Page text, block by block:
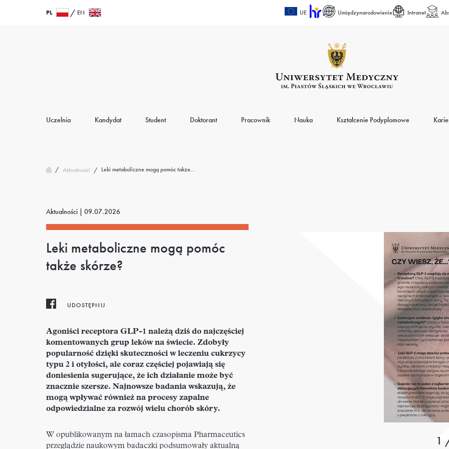
PL EN UE Umiędzynarodowienie Intranet
Uczelnia Kandydat Student Doktorant Pracownik Nauka Kształcenie Podyplomowe
/ Aktualności / Leki metaboliczne mogą pomóc także…
1
Aktualności | 09.07.2026
Leki metaboliczne mogą pomóc
także skórze?
UDOSTĘPNIJ
Agoniści receptora GLP-1 należą dziś do najczęściej
komentowanych grup leków na świecie. Zdobyły
popularność dzięki skuteczności w leczeniu cukrzycy
typu 2 i otyłości, ale coraz częściej pojawiają się
doniesienia sugerujące, że ich działanie może być
znacznie szersze. Najnowsze badania wskazują, że
mogą wpływać również na procesy zapalne
odpowiedzialne za rozwój wielu chorób skóry.
W opublikowanym na łamach czasopisma Pharmaceutics
przeglądzie naukowym badaczki podsumowały aktualną